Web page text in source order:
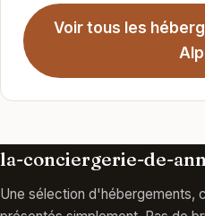
Voir tous les
la-conciergerie-de-
Une sélection d'hébergements,